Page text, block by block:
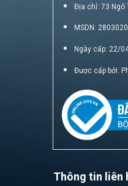
Địa chỉ: 73 Ngô
MSDN:
Ngày cấp: 22/
Được cấp bởi:
Thông tin liên